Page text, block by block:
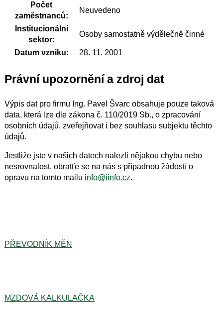
Počet
zaměstnanců:
Neuvedeno
Institucionální
sektor:
Osoby samostatně výdělečně činné
Datum vzniku: 28. 11. 2001
Právní upozornění a zdroj dat
Výpis dat pro firmu Ing. Pavel Švarc obsahuje pouze taková
data, která lze dle zákona č. 110/2019 Sb., o zpracování
osobních údajů, zveřejňovat i bez souhlasu subjektu těchto
údajů.
Jestliže jste v našich datech nalezli nějakou chybu nebo
nesrovnalost, obratťe se na nás s případnou žádostí o
opravu na tomto mailu info@iinfo.cz.
PŘEVODNÍK MĚN
MZDOVÁ KALKULAČKA